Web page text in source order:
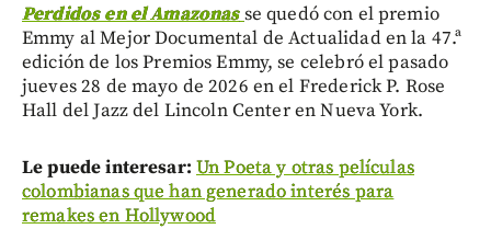
Perdidos en el Amazonas se quedó con el premio
Emmy al Mejor Documental de Actualidad en la 47.ª
edición de los Premios Emmy, se celebró el pasado
jueves 28 de mayo de 2026 en el Frederick P. Rose
Hall del Jazz del Lincoln Center en Nueva York.
Le puede interesar: Un Poeta y otras películas
colombianas que han generado interés para
remakes en Hollywood